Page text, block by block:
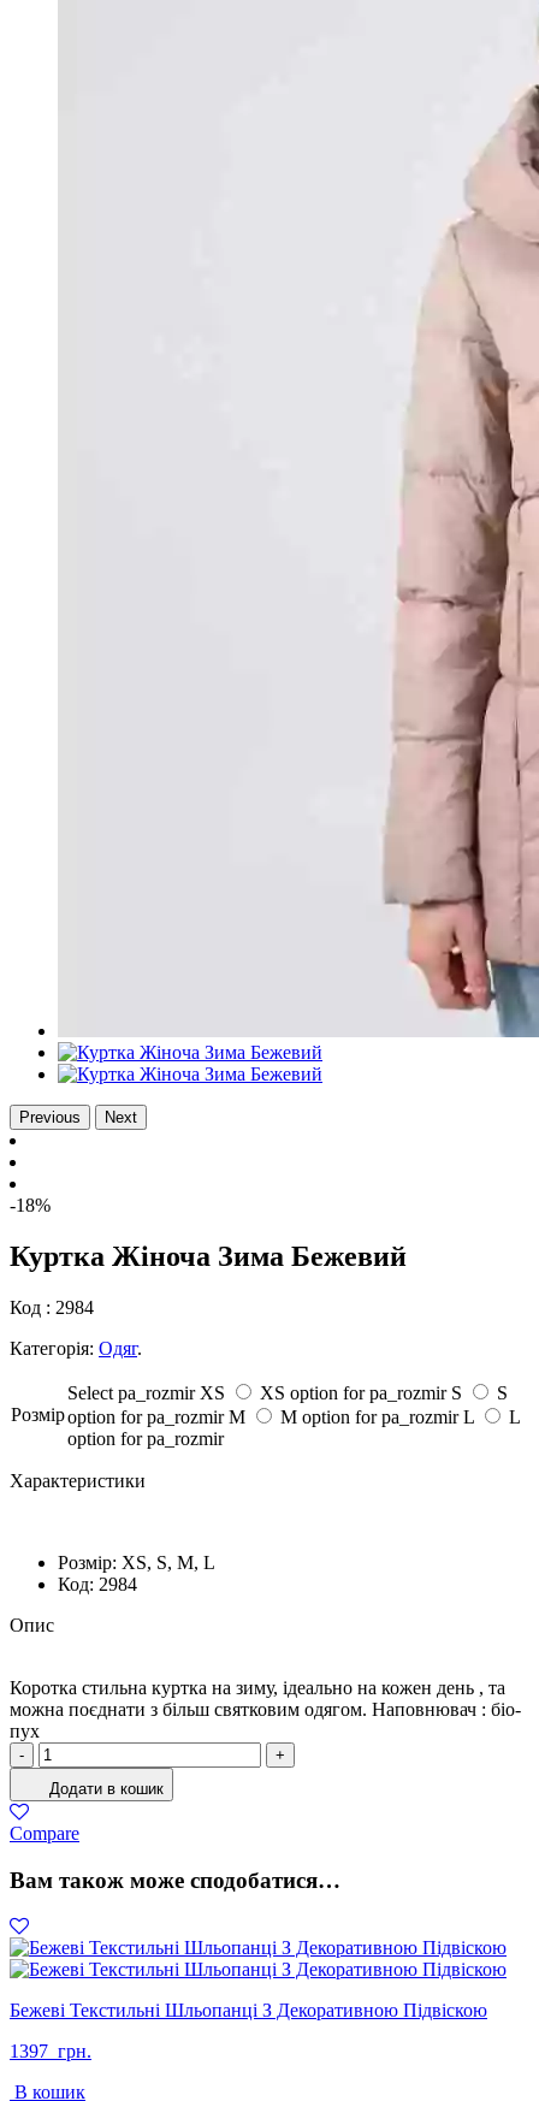
Previous Next
-18%
Куртка Жіноча Зима Бежевий
Код : 2984
Категорія: Одяг.
Розмiр
Select pa_rozmir XS XS option for pa_rozmir S
S
option for pa_rozmir M M option for pa_rozmir L
L
option for pa_rozmir
Характеристики
Розмiр: XS, S, M, L
Код: 2984
Опис
Коротка стильна куртка на зиму, ідеально на кожен день , та
можна поєднати з більш святковим одягом. Наповнювач : біо-
пух
Куртка
Жіноча
Зима
Бежевий
кількість
-
+
Додати в кошик
Compare
Вам також може сподобатися…
Бежеві Текстильні Шльопанці З Декоративною Підвіскою
1397 грн.
В кошик